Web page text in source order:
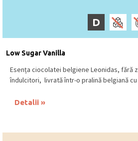
D
Low Sugar Vanilla
Esența ciocolatei belgiene Leonidas, fără
îndulcitori, livrată într-o pralină belgiană cu
Detalii